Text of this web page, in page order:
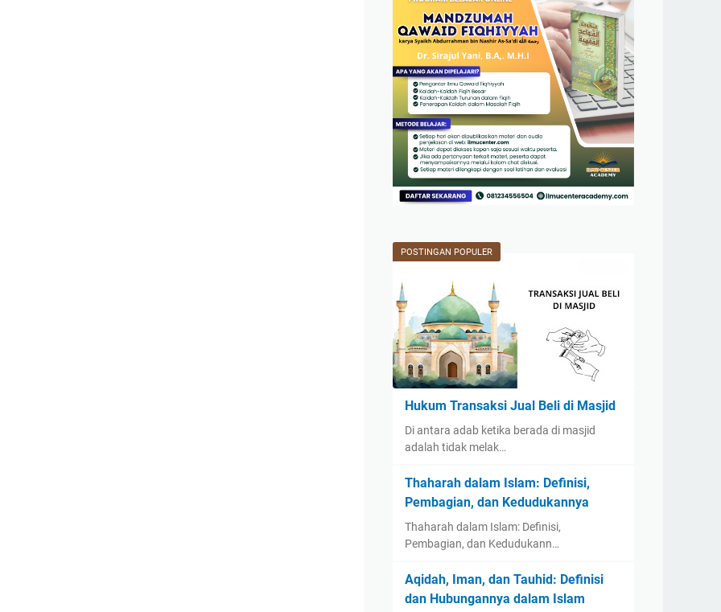
POSTINGAN POPULER
Hukum Transaksi Jual Beli di Masjid
Di antara adab ketika berada di masjid
adalah tidak melak…
Thaharah dalam Islam: Definisi,
Pembagian, dan Kedudukannya
Thaharah dalam Islam: Definisi,
Pembagian, dan Kedudukann…
Aqidah, Iman, dan Tauhid: Definisi
dan Hubungannya dalam Islam